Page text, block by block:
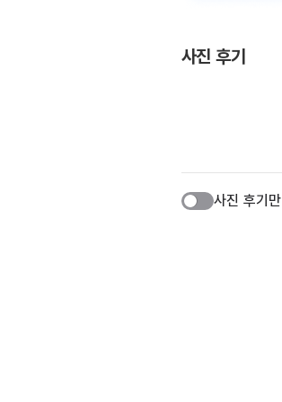
사진 후기
사진 후기만